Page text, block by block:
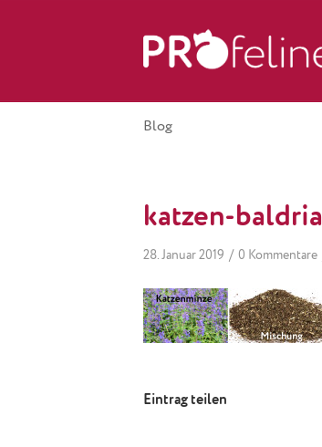
Blog
katzen-
28. Januar 2019 / 0 Kommentare
Eintrag teilen